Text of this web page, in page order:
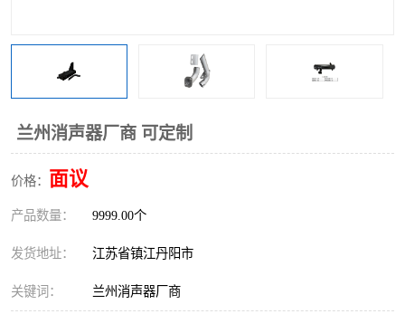
兰州消声器厂商 可定制
价格： 面议
产品数量： 9999.00个
发货地址： 江苏省镇江丹阳市
关键词： 兰州消声器厂商